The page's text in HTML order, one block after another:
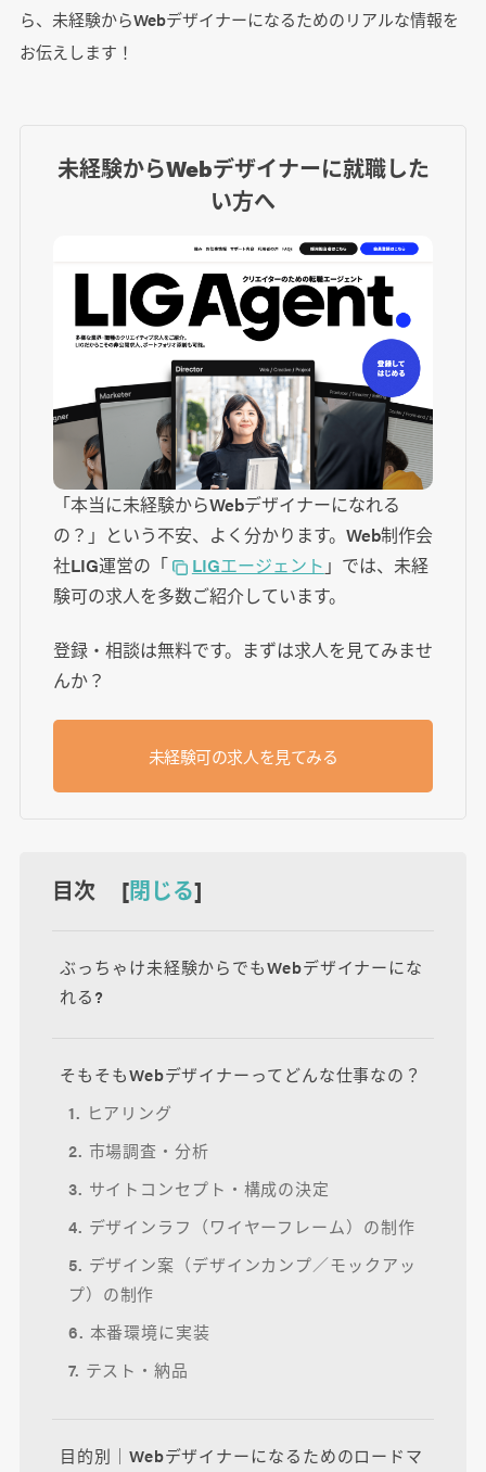
ら、未経験からWebデザイナーになるためのリアルな情報を
お伝えします！
未経験からWebデザイナーに就職した
い方へ
「本当に未経験からWebデザイナーになれる
の？」という不安、よく分かります。Web制作会
社LIG運営の「
LIGエージェント 」では、未経
験可の求人を多数ご紹介しています。
登録・相談は無料です。まずは求人を見てみませ
んか？
未経験可の求人を見てみる
目次 [閉じる]
ぶっちゃけ未経験からでもWebデザイナーにな
れる?
そもそもWebデザイナーってどんな仕事なの？
1. ヒアリング
2. 市場調査・分析
3. サイトコンセプト・構成の決定
4. デザインラフ（ワイヤーフレーム）の制作
5. デザイン案（デザインカンプ／モックアッ
プ）の制作
6. 本番環境に実装
7. テスト・納品
目的別｜Webデザイナーになるためのロードマ